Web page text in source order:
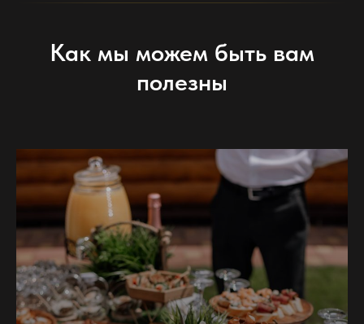
Как мы можем быть вам
полезны